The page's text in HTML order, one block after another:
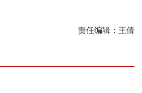
责任编辑：王倩